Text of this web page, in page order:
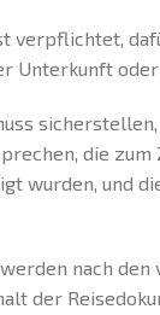
verpflichtet,
Unterkunft
die
wurden, und
werden nach
der